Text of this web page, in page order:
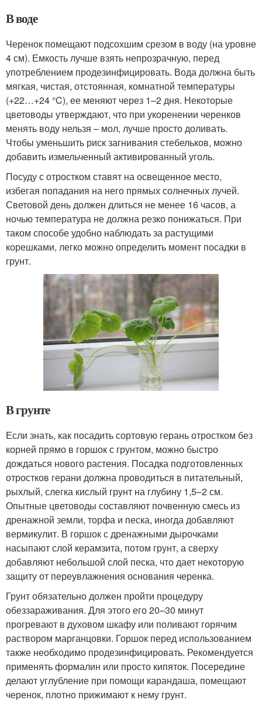
В воде
Черенок помещают подсохшим срезом в воду (на уровне
4 см). Емкость лучше взять непрозрачную, перед
употреблением продезинфицировать. Вода должна быть
мягкая, чистая, отстоянная, комнатной температуры
(+22…+24 °C), ее меняют через 1–2 дня. Некоторые
цветоводы утверждают, что при укоренении черенков
менять воду нельзя – мол, лучше просто доливать.
Чтобы уменьшить риск загнивания стебельков, можно
добавить измельченный активированный уголь.
Посуду с отростком ставят на освещенное место,
избегая попадания на него прямых солнечных лучей.
Световой день должен длиться не менее 16 часов, а
ночью температура не должна резко понижаться. При
таком способе удобно наблюдать за растущими
корешками, легко можно определить момент посадки в
грунт.
В грунте
Если знать, как посадить сортовую герань отростком без
корней прямо в горшок с грунтом, можно быстро
дождаться нового растения. Посадка подготовленных
отростков герани должна проводиться в питательный,
рыхлый, слегка кислый грунт на глубину 1,5–2 см.
Опытные цветоводы составляют почвенную смесь из
дренажной земли, торфа и песка, иногда добавляют
вермикулит. В горшок с дренажными дырочками
насыпают слой керамзита, потом грунт, а сверху
добавляют небольшой слой песка, что дает некоторую
защиту от переувлажнения основания черенка.
Грунт обязательно должен пройти процедуру
обеззараживания. Для этого его 20–30 минут
прогревают в духовом шкафу или поливают горячим
раствором марганцовки. Горшок перед использованием
также необходимо продезинфицировать. Рекомендуется
применять формалин или просто кипяток. Посередине
делают углубление при помощи карандаша, помещают
черенок, плотно прижимают к нему грунт.